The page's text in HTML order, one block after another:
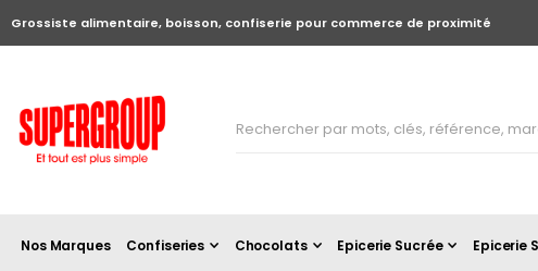
Grossiste alimentaire, boisson, confiserie pour commerce de proximité
Nos Marques Confiseries Chocolats Epicerie Sucrée Epicerie